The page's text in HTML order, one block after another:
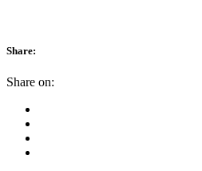
Share:
Share on: